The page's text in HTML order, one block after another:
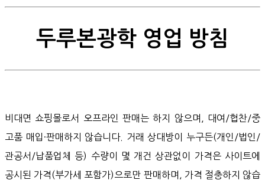
두루본광학 영업 방침
비대면 쇼핑몰로서 오프라인 판매는 하지 않으며, 대여/협찬/중
고품 매입·판매하지 않습니다. 거래 상대방이 누구든(개인/법인/
관공서/납품업체 등) 수량이 몇 개건 상관없이 가격은 사이트에
공시된 가격(부가세 포함가)으로만 판매하며, 가격 절충하지 않습